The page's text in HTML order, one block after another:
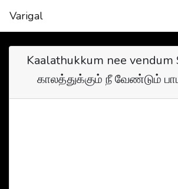
Varigal
Kaalathukkum nee vendum
காலத்துக்கும் நீ வேண்டும்